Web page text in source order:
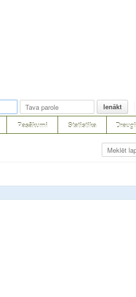
Ienākt
Pasākumi Statistika Draugi